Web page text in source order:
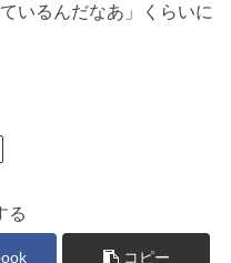
いるんだなあ」くらいに
る
コピー